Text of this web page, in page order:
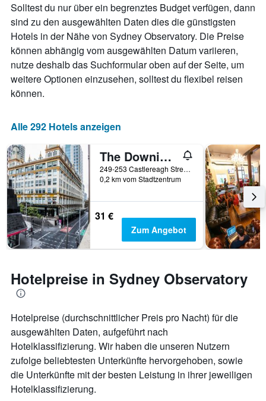
Solltest du nur über ein begrenztes Budget verfügen, dann
sind zu den ausgewählten Daten dies die günstigsten
Hotels in der Nähe von Sydney Observatory. Die Preise
können abhängig vom ausgewählten Datum variieren,
nutze deshalb das Suchformular oben auf der Seite, um
weitere Optionen einzusehen, solltest du flexibel reisen
können.
Alle 292 Hotels anzeigen
The Downing Hostel
249-253 Castlereagh Street, Sydney, NSW, Australien
0,2 km vom Stadtzentrum
31 €
Zum Angebot
Hotelpreise in Sydney Observatory
Hotelpreise (durchschnittlicher Preis pro Nacht) für die
ausgewählten Daten, aufgeführt nach
Hotelklassifizierung. Wir haben die unseren Nutzern
zufolge beliebtesten Unterkünfte hervorgehoben, sowie
die Unterkünfte mit der besten Leistung in ihrer jeweiligen
Hotelklassifizierung.